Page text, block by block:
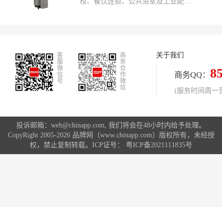
的评测选出了最新商用容积式热水器
十大品牌排行榜，商用容积式热水器
十大品牌前十名分别是：A.O.史密
斯、万和Vanward、林内Rinnai、能率
菲尔shafeier、自由能。
客
服
微
信
号
商
务
合
作
微
信
关于我们
商务QQ：
(服务时间周一
投诉邮箱：web@chinapp.com, 我们将会在48小时内给予处理。
CopyRight 2005-2026 品牌网（www.chinapp.com）版权所有，未经授
权，禁止复制转载。ICP证号： 粤ICP备2021111835号